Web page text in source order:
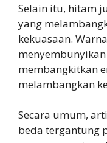
Selain itu, hitam
yang
kekuasaan.
membangkitkan
melambangkan
Secara umum,
beda tergantung